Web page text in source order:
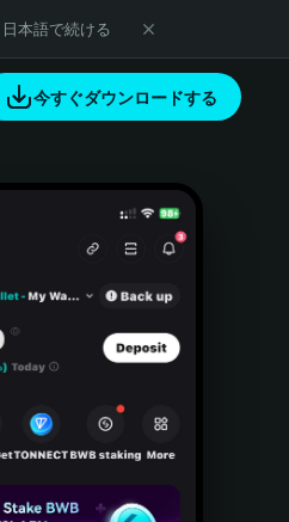
日本語で続ける
今すぐダウンロードする